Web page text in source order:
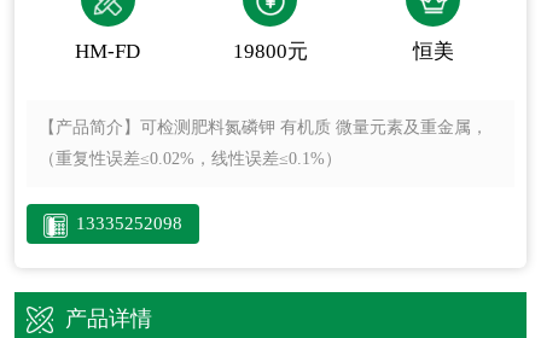
HM-FD 19800元 恒美
【产品简介】 可检测肥料氮磷钾 有机质 微量元素及重金属，
（重复性误差≤0.02%，线性误差≤0.1%）
13335252098
产品详情